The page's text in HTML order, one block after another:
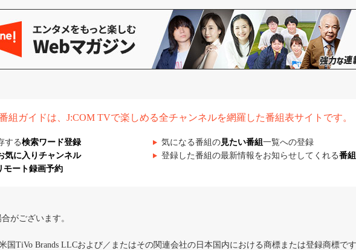
組ガイドは、J:COM TVで楽しめる全チャンネルを網羅した番組表サイトです。
する検索ワード登録 気になる番組の見たい番組 一覧への登録
気に入りチャンネル 登録した番組の最新情報をお知らせしてくれる番
モート録画予約
がございます。
TiVo Brands LLCおよび／またはその関連会社の日本国内における商標または登録商標です